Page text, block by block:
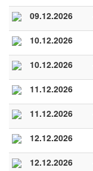
09.12.2026
10.12.2026
10.12.2026
11.12.2026
11.12.2026
12.12.2026
12.12.2026